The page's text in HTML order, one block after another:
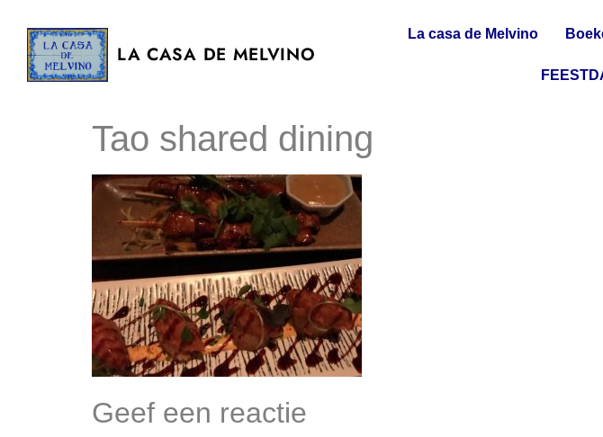
LA CASA DE MELVINO
La casa de Melvino
Tao shared dining
Geef een reactie